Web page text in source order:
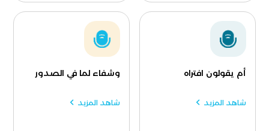
أم يقولون افتراه
شاهد المزيد
وشفاء لما في الصدور
شاهد المزيد